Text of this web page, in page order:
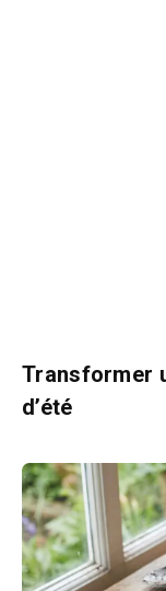
Transformer
d’été